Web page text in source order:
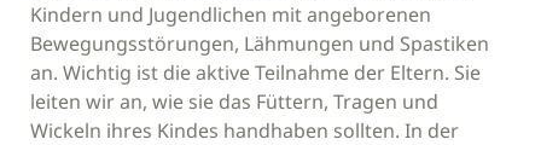
Kindern und Jugendlichen mit angeborenen
Bewegungsstörungen, Lähmungen und Spastiken
an. Wichtig ist die aktive Teilnahme der Eltern. Sie
leiten wir an, wie sie das Füttern, Tragen und
Wickeln ihres Kindes handhaben sollten. In der